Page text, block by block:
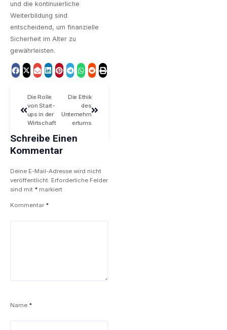
und die kontinuierliche
Weiterbildung sind
entscheidend, um finanzielle
Sicherheit im Alter zu
gewährleisten.
Die Rolle
von Start-
ups in der
Wirtschaft
Die Ethik
des
Unternehm
ertums
Schreibe Einen
Kommentar
Deine E-Mail-Adresse wird nicht
veröffentlicht. Erforderliche Felder
sind mit * markiert
Kommentar *
Name *